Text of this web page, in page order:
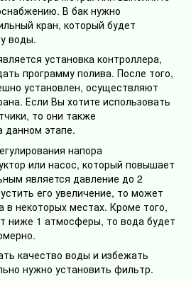
В бак нужно
кран, который будет
воды.
установка контроллера,
программу полива. После того,
установлен, осуществляют
Если Вы хотите использовать
то они также
данном этапе.
напора
или насос, который повышает
является давление до 2
его увеличение, то может
в некоторых местах. Кроме того,
ниже 1 атмосферы, то вода будет
качество воды и избежать
нужно установить фильтр.